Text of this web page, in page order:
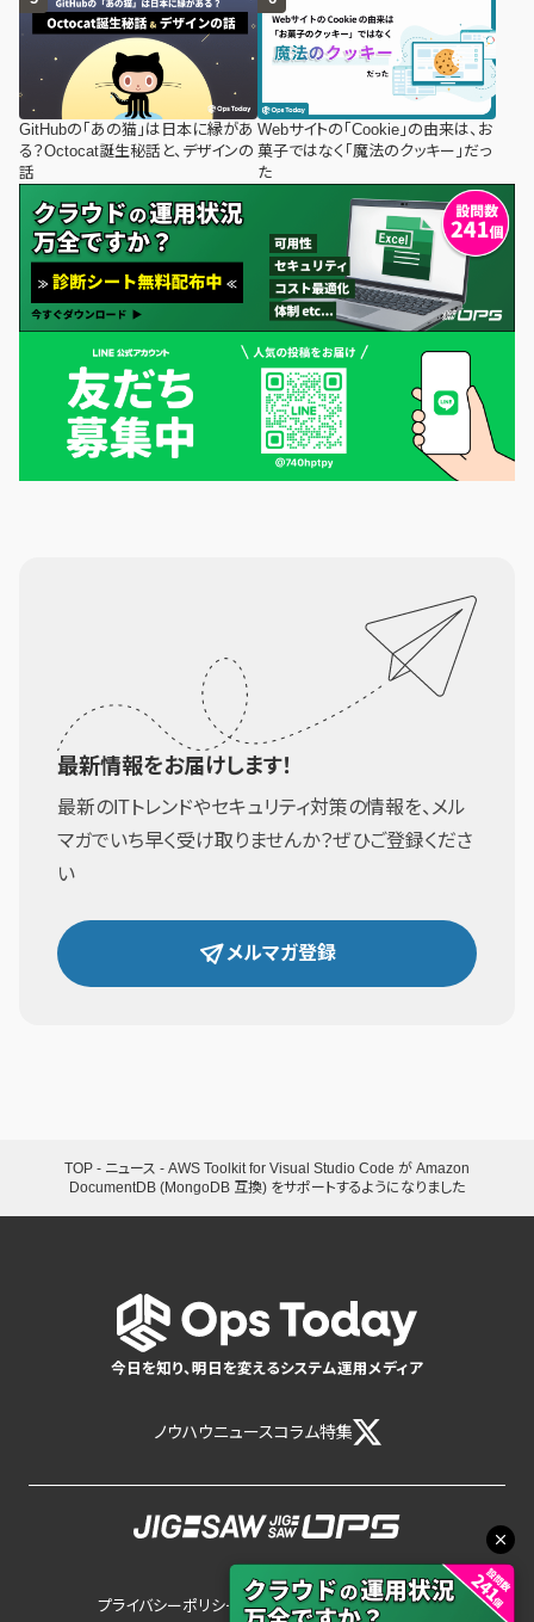
GitHubの「あの猫」は日本に縁があ
る？Octocat誕生秘話と、デザインの
話
Webサイトの「Cookie」の由来は、お
菓子ではなく「魔法のクッキー」だっ
た
最新情報をお届けします！
最新のITトレンドやセキュリティ対策の情報を、メル
マガでいち早く受け取りませんか？ぜひご登録くださ
い
メルマガ登録
TOP - ニュース - AWS Toolkit for Visual Studio Code が Amazon
DocumentDB (MongoDB 互換) をサポートするようになりました
今日を知り、明日を変えるシステム運用メディア
ノウハウニュースコラム特集
プライバシーポリシー サイトポリシー